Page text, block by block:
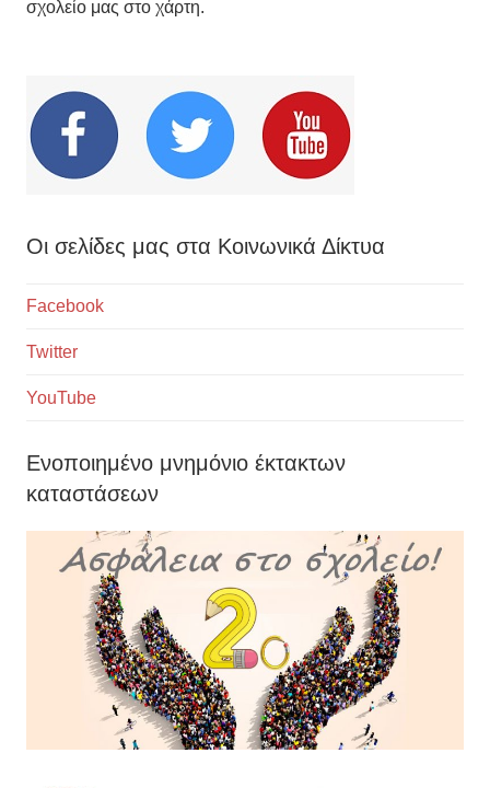
σχολείο μας στο χάρτη.
Οι σελίδες μας στα Κοινωνικά Δίκτυα
Facebook
Twitter
YouTube
Ενοποιημένο μνημόνιο έκτακτων
καταστάσεων